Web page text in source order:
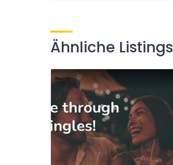
Ähnliche Listings